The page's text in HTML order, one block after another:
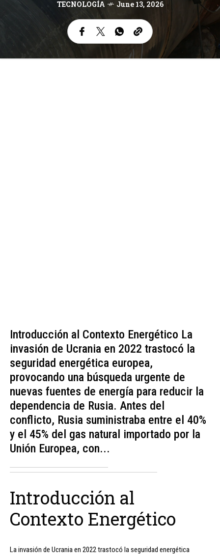
TECNOLOGÍA June 13, 2026
Introducción al Contexto Energético La
invasión de Ucrania en 2022 trastocó la
seguridad energética europea,
provocando una búsqueda urgente de
nuevas fuentes de energía para reducir la
dependencia de Rusia. Antes del
conflicto, Rusia suministraba entre el 40%
y el 45% del gas natural importado por la
Unión Europea, con...
Introducción al
Contexto Energético
La invasión de Ucrania en 2022 trastocó la seguridad energética